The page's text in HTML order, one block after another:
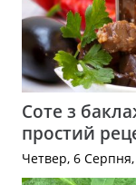
Соте з
простий
Четвер, 6